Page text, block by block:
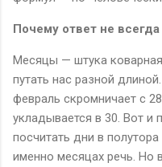
Почему ответ не
Месяцы — штука
путать нас разной
февраль скромничает с
укладывается в 30. Вот и
посчитать дни в
именно месяцах речь. Но